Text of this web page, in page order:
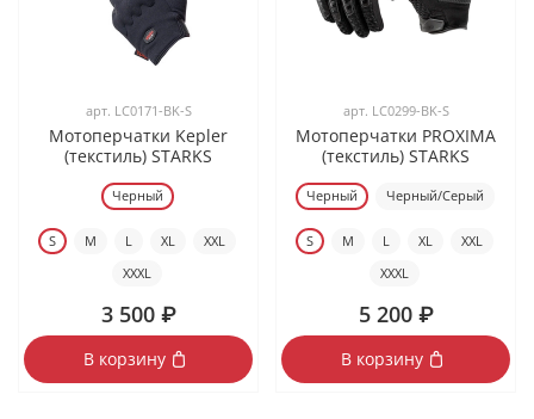
арт. LC0171-BK-S
Мотоперчатки Kepler
(текстиль) STARKS
Черный
S M L XL
XXL
XXXL
3 500 ₽
В корзину
арт. LC0299-BK-S
Мотоперчатки PROXIMA
(текстиль) STARKS
Черный Черный/Серый
S M L XL
XXL
XXXL
5 200 ₽
В корзину